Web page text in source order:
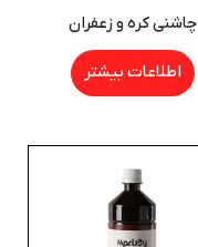
چاشنی کره و زعفران
اطلاعات بیشتر